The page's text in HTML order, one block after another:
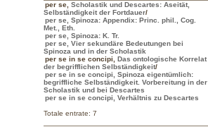
per se Scholastik und Descartes: Aseität,
Selbständigkeit der Fortdauer/
per se, Spinoza: Appendix: Princ. phil., Cog.
Met., Eth.
per se, Spinoza: K. Tr.
per se, Vier sekundäre Bedeutungen bei
Spinoza und in der Scholastik
per se in se concipi
Das ontologische Korrelat
der begrifflichen Selbständigkeit/
per se in se concipi, Spinoza eigentümlich:
begriffliche Selbständigkeit. Vorbereitung in der
Scholastik und bei Descartes
per se in se concipi, Verhältnis zu Descartes
Totale entrate: 7